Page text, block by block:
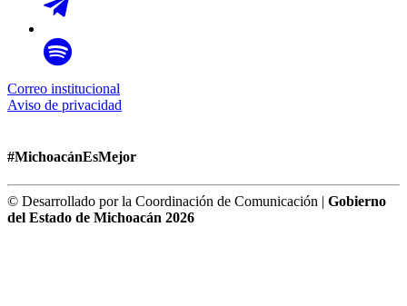
Correo institucional
Aviso de privacidad
#MichoacánEsMejor
© Desarrollado por la Coordinación de Comunicación | Gobierno
del Estado de Michoacán 2026